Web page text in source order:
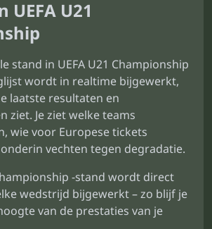
UEFA U21
stand in UEFA U21 Championship
wordt in realtime bijgewerkt,
laatste resultaten en
ziet. Je ziet welke teams
wie voor Europese tickets
vechten tegen degradatie.
-stand wordt direct
wedstrijd bijgewerkt – zo blijf je
van de prestaties van je